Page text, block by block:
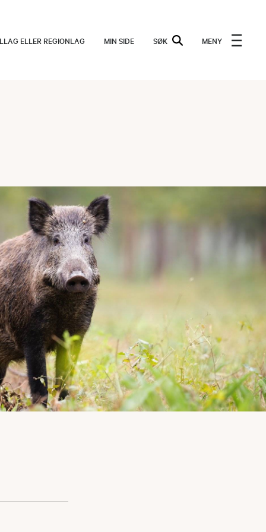
ELLER REGIONLAG MIN SIDE SØK MENY